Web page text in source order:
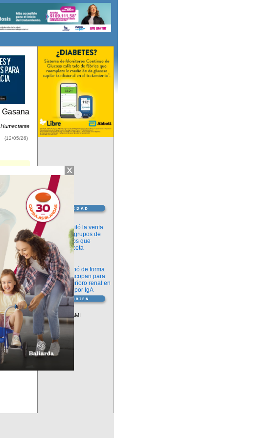
Gasana
Humectante
(12/05/26)
Información
ANMAT habilitó la venta
libre de diez grupos de
medicamentos que
requerían receta
Novedades
La FDA aprobó de forma
definitiva iptacopan para
frenar el deterioro renal en
la nefropatía por IgA
Vademécum
Descuentos PAMI